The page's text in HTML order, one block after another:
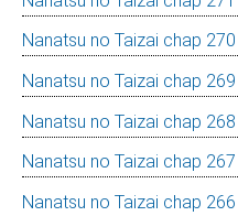
Nanatsu no Taizai chap 270
Nanatsu no Taizai chap 269
Nanatsu no Taizai chap 268
Nanatsu no Taizai chap 267
Nanatsu no Taizai chap 266